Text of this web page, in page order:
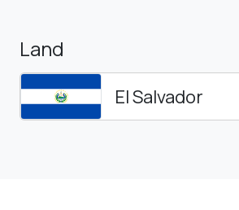
Land
El Salvador